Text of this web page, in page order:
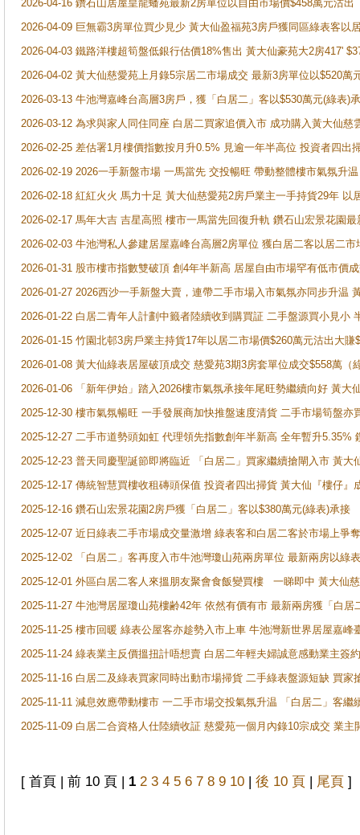
2026-04-16 鑽石山居屋皇龍蟠苑最新2房單位以自由市場價$458萬元沽出
2026-04-09 巨無霸3房單位買少見少 黃大仙盈福苑3房戶獲同區綠表客以
2026-04-03 鐵路洋樓超筍盤低銀行估價18%售出 黃大仙豪苑大2房417'
2026-04-02 黃大仙慈愛苑上月錄5宗居二市場成交 最新3房單位以$520萬
2026-03-13 牛池灣嘉峰台高層3房戶，獲「白居二」客以$530萬元(綠表)
2026-03-12 為求與家人同住同座 白居二買家追價入市 成功購入黃大仙
2026-02-25 差估署1月樓價指數按月升0.5% 見逾一年半高位 投資者四
2026-02-19 2026一手新盤市場 一馬當先 交投暢旺 帶動整體樓市氣氛升
2026-02-18 紅紅火火 馬力十足 黃大仙慈愛苑2房戶業主一手持貨29年 以
2026-02-17 馬年大吉 吉星高照 樓市一馬當先回復升軌 鑽石山宏景花園
2026-02-03 牛池灣私人參建居屋嘉峰台高層2房單位 獲白居二客以居二市
2026-01-31 股市樓市指數雙破頂 創4年半新高 居屋自由市場罕有低市價
2026-01-27 2026西沙一手新盤大賣，連帶二手市場入市氣氛亦同步升温
2026-01-22 白居二青年人計劃中籤者陸續收到購買証 二手盤源買小見小
2026-01-15 竹園北邨3房戶業主持貨17年以居二市場價$260萬元沽出大賺
2026-01-08 黃大仙綠表居屋破頂成交 慈愛苑3期3房套單位成交$558萬（
2026-01-06 「新年伊始」踏入2026樓市氣氛承接年尾旺勢繼續向好 黃
2025-12-30 樓市氣氛暢旺 一手發展商加快推盤速度清貨 二手市場筍盤
2025-12-27 二手市道勢頭如虹 代理領先指數創年半新高 全年暫升5.35%
2025-12-23 普天同慶聖誕節即將臨近 「白居二」買家繼續搶閘入市 黃
2025-12-17 傳統智慧買樓收租磚頭保值 投資者四出掃貨 黃大仙『樓仔
2025-12-16 鑽石山宏景花園2房戶獲「白居二」客以$380萬元(綠表)承接
2025-12-07 近日綠表二手市場成交量激增 綠表客和白居二客於市場上
2025-12-02 「白居二」客再度入市牛池灣瓊山苑兩房單位 最新兩房以綠
2025-12-01 外區白居二客人來搵朋友聚會食飯變買樓 一睇即中 黃大仙
2025-11-27 牛池灣居屋瓊山苑樓齢42年 依然有價有市 最新兩房獲「白居
2025-11-25 樓市回暖 綠表公屋客亦趁勢入市上車 牛池灣新世界居屋嘉峰
2025-11-24 綠表業主反價搵扭計唔想賣 白居二年輕夫婦誠意感動業主簽
2025-11-16 白居二及綠表買家同時出動市場掃貨 二手綠表盤源短缺 買
2025-11-11 減息效應帶動樓市 一二手市場交投氣氛升温 「白居二」客
2025-11-09 白居二合資格人仕陸續收証 慈愛苑一個月內錄10宗成交 業
[ 首頁 | 前 10 頁 | 1 2 3 4 5 6 7 8 9 10 | 後 10 頁 | 尾頁 ]